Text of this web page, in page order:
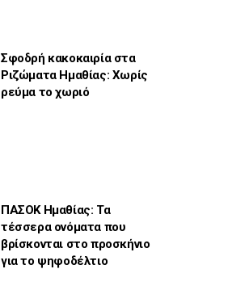
Σφοδρή κακοκαιρία στα
Ριζώματα Ημαθίας: Χωρίς
ρεύμα το χωριό
ΠΑΣΟΚ Ημαθίας: Τα
τέσσερα ονόματα που
βρίσκονται στο προσκήνιο
για το ψηφοδέλτιο